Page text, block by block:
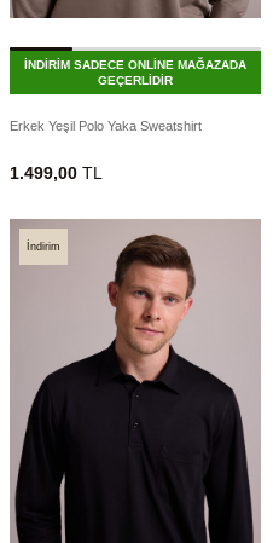
İNDİRİM SADECE ONLİNE MAĞAZADA
GEÇERLİDİR
Erkek Yeşil Polo Yaka Sweatshirt
1.499,00 TL
İndirim